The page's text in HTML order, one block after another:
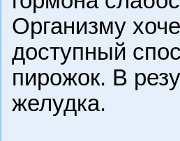
Организму
доступный
пирожок. В
желудка.